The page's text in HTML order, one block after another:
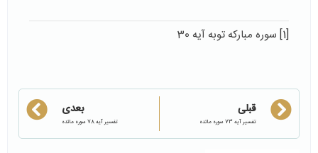
[1] سوره مباركه توبه آيه 30
قبلی
تفسیر آیه 73 سوره مائده
بعدی
تفسیر آیه 78 سوره مائده